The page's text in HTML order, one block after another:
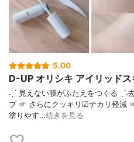
5.00
D-UP オリシキ アイリッド
˗ˏˋ 見えない膜がふたえをつくる
プ ☞ さらにクッキリ☑︎テカリ軽減
塗りやす…続きを見る